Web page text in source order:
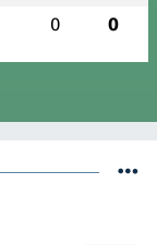
0 0